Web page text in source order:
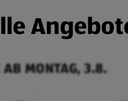
AB MONTAG, 3.8.